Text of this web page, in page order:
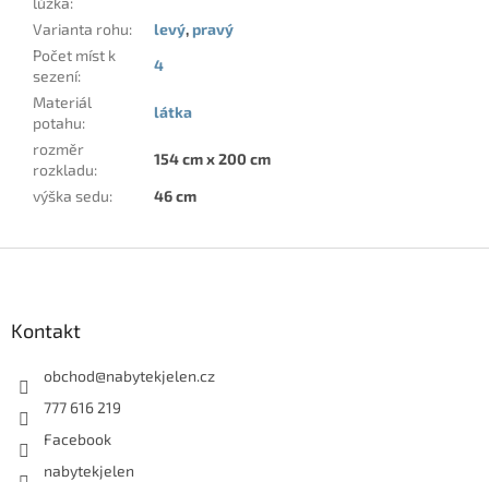
Varianta rohu: levý,pravý
Počet míst k
sezení:
4
Materiál
potahu:
látka
rozměr
rozkladu:
154 cm x 200 cm
výška sedu: 46 cm
Kontakt
obchod@nabytekjelen.cz
777 616 219
Facebook
nabytekjelen